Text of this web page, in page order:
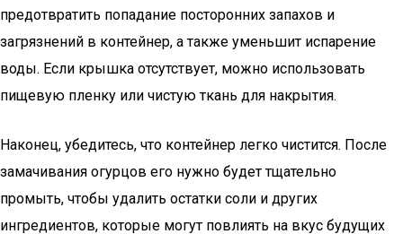
предотвратить попадание посторонних запахов и
загрязнений в контейнер, а также уменьшит испарение
воды. Если крышка отсутствует, можно использовать
пищевую пленку или чистую ткань для накрытия.
Наконец, убедитесь, что контейнер легко чистится. После
замачивания огурцов его нужно будет тщательно
промыть, чтобы удалить остатки соли и других
ингредиентов, которые могут повлиять на вкус будущих